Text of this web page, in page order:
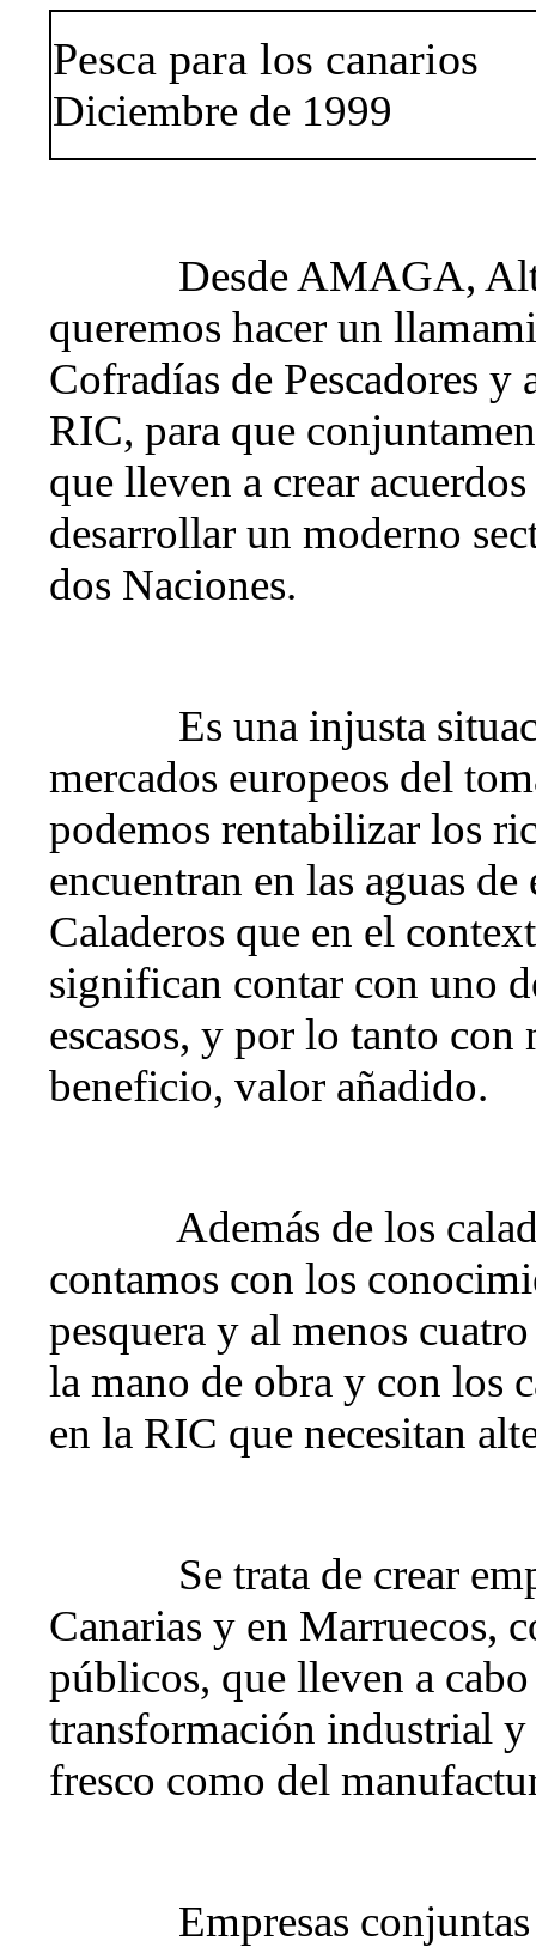
Pesca para los canarios
Diciembre de 1999
Desde AMAGA,
queremos hacer un
Cofradías de Pescadores y
RIC, para que
que lleven a crear
desarrollar un moderno
dos Naciones.
Es una injusta
mercados europeos del
podemos rentabilizar los
encuentran en las aguas
Caladeros que en el
significan contar con uno
escasos, y por lo tanto con
beneficio, valor añadido.
Además de los
contamos con los
pesquera y al menos
la mano de obra y con los
en la RIC que necesitan
Se trata de crear
Canarias y en Marruecos,
públicos, que lleven a
transformación industrial
fresco como del
Empresas